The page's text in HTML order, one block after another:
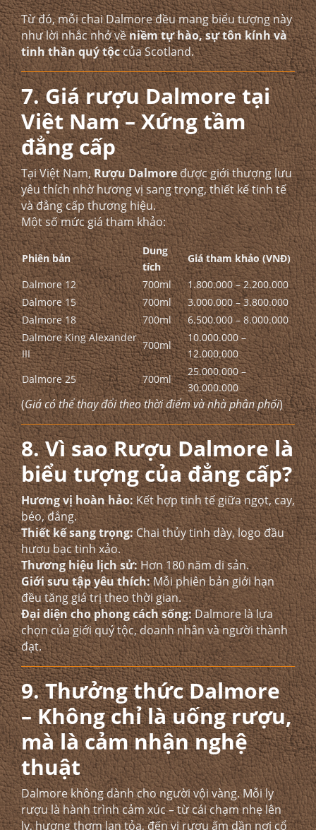
Từ đó, mỗi chai Dalmore đều mang biểu tượng này
như lời nhắc nhở vềniềm tự hào, sự tôn kính và
tinh thần quý tộccủa Scotland.
7. Giá rượu Dalmore tại
Việt Nam – Xứng tầm
đẳng cấp
Tại Việt Nam,Rượu Dalmoređược giới thượng lưu
yêu thích nhờ hương vị sang trọng, thiết kế tinh tế
và đẳng cấp thương hiệu.
Một số mức giá tham khảo:
Phiên bản
Dung
tích
Giá tham khảo (VNĐ)
Dalmore 12
700ml
1.800.000 – 2.200.000
Dalmore 15
700ml
3.000.000 – 3.800.000
Dalmore 18
700ml
6.500.000 – 8.000.000
Dalmore King Alexander
III
700ml
10.000.000 –
12.000.000
Dalmore 25
700ml
25.000.000 –
30.000.000
(Giá có thể thay đổi theo thời điểm và nhà phân phối)
8. Vì sao Rượu Dalmore là
biểu tượng của đẳng cấp?
Hương vị hoàn hảo:Kết hợp tinh tế giữa ngọt, cay,
béo, đắng.
Thiết kế sang trọng:Chai thủy tinh dày, logo đầu
hươu bạc tinh xảo.
Thương hiệu lịch sử:Hơn 180 năm di sản.
Giới sưu tập yêu thích:Mỗi phiên bản giới hạn
đều tăng giá trị theo thời gian.
Đại diện cho phong cách sống:Dalmore là lựa
chọn của giới quý tộc, doanh nhân và người thành
đạt.
9. Thưởng thức Dalmore
– Không chỉ là uống rượu,
mà là cảm nhận nghệ
thuật
Dalmore không dành cho người vội vàng. Mỗi ly
rượu là hành trình cảm xúc – từ cái chạm nhẹ lên
ly, hương thơm lan tỏa, đến vị rượu ấm dần nơi cổ